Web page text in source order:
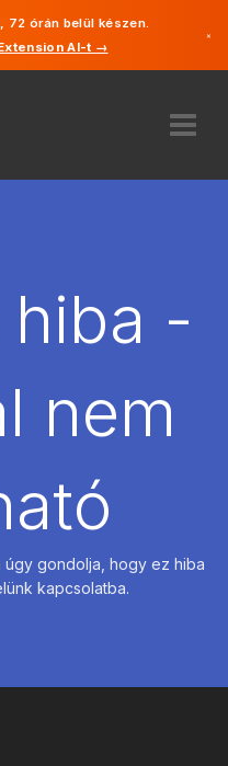
órán belül készen.
AI-t →
×
-
nem
úgy gondolja, hogy ez hiba
kapcsolatba.